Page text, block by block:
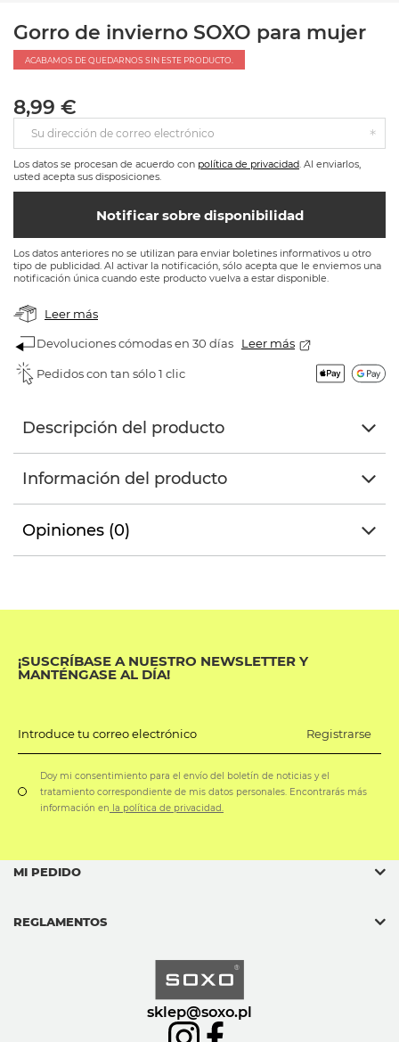
Gorro de invierno SOXO para mujer
ACABAMOS DE QUEDARNOS SIN ESTE PRODUCTO.
8,99 €
Su dirección de correo electrónico
Los datos se procesan de acuerdo con política de privacidad. Al enviarlos,
usted acepta sus disposiciones.
Notificar sobre disponibilidad
Los datos anteriores no se utilizan para enviar boletines informativos u otro
tipo de publicidad. Al activar la notificación, sólo acepta que le enviemos una
notificación única cuando este producto vuelva a estar disponible.
Leer más
Devoluciones cómodas en 30 días Leer más
Pedidos con tan sólo 1 clic
Descripción del producto
Información del producto
Opiniones (0)
¡SUSCRÍBASE A NUESTRO NEWSLETTER Y
MANTÉNGASE AL DÍA!
Introduce tu correo electrónico Registrarse
Doy mi consentimiento para el envío del boletín de noticias y el
tratamiento correspondiente de mis datos personales. Encontrarás más
información en la política de privacidad.
sklep@soxo.pl
MI PEDIDO
REGLAMENTOS